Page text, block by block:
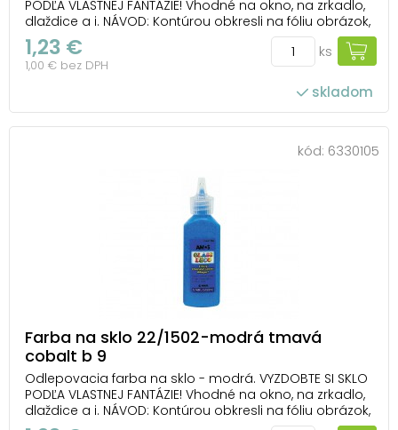
PODĽA VLASTNEJ FANTÁZIE! Vhodné na okno, na zrkadlo,
dlaždice a i. NÁVOD: Kontúrou obkresli na fóliu obrázok,
nechaj ho 1-2 hodiny zaschnúť. Vyfarbi a po 24
hodinách ho opatrne odlep z fólie a umiestni ho na
zvolený povrch. Farba je ľahko ...
1,23 €
1,00 € bez DPH
ks
skladom
kód: 6330105
Farba na sklo 22/1502-modrá tmavá
cobalt b 9
Odlepovacia farba na sklo - modrá. VYZDOBTE SI SKLO
PODĽA VLASTNEJ FANTÁZIE! Vhodné na okno, na zrkadlo,
dlaždice a i. NÁVOD: Kontúrou obkresli na fóliu obrázok,
nechaj ho 1-2 hodiny zaschnúť. Vyfarbi a po 24